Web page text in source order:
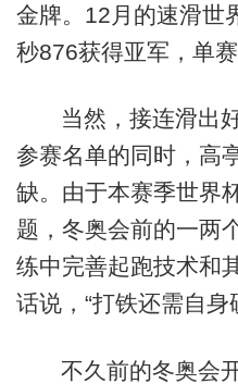
金牌。12月的速滑世
秒876获得亚军，单
当然，接连滑出
参赛名单的同时，高
缺。由于本赛季世界
题，冬奥会前的一两
练中完善起跑技术和
话说，“打铁还需自身
不久前的冬奥会